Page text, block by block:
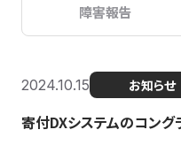
障害報告
2024.10.15 お知らせ
寄付DXシステムのコング